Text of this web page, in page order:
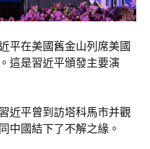
平在美國舊金山列席美國
這是習近平頒發主要演
近平曾到訪塔科馬市并觀
中國結下了不解之緣。